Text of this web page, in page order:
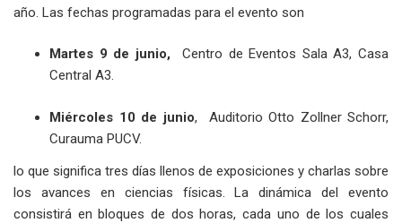
año. Las fechas programadas para el evento son
Martes 9 de junio,
Centro de Eventos Sala A3, Casa
Central A3.
Miércoles 10 de junio, Auditorio Otto Zollner Schorr,
Curauma PUCV.
lo que significa tres días llenos de exposiciones y charlas sobre
los avances en ciencias físicas. La dinámica del evento
consistirá en bloques de dos horas, cada uno de los cuales